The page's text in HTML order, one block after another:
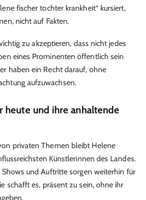
fischer tochter krankheit“ kursiert,
nicht auf Fakten.
zu akzeptieren, dass nicht jedes
eines Prominenten öffentlich sein
haben ein Recht darauf, ohne
aufzuwachsen.
heute und ihre anhaltende
privaten Themen bleibt Helene
Künstlerinnen des Landes.
Shows und Auftritte sorgen weiterhin für
schafft es, präsent zu sein, ohne ihr